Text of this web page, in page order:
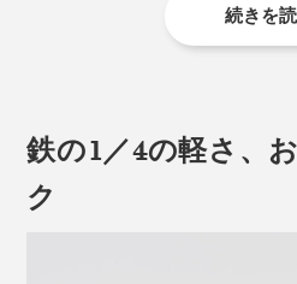
高純度で高密度、手間暇かけ
「炭プレート」のおかげで、
く、ムラなく。水分を閉じこ
3. パンを裏返して1分焼く
やパンの厚さにもよりますが
変わらない時間で焼き上がり
続きを
鉄の1／4の軽さ、
ク